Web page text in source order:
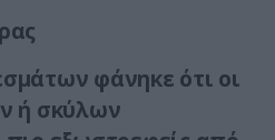
φάνηκε ότι οι
ή σκύλων